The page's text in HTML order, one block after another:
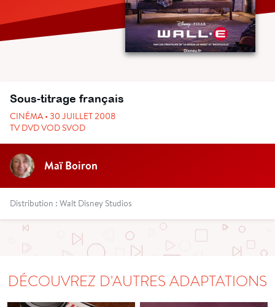
Sous-titrage français
CINÉMA • 30 JUILLET 2008
TV DVD VOD SVOD
Maï Boiron
Distribution : Walt Disney Studios
DÉCOUVREZ D'AUTRES ADAPTATIONS